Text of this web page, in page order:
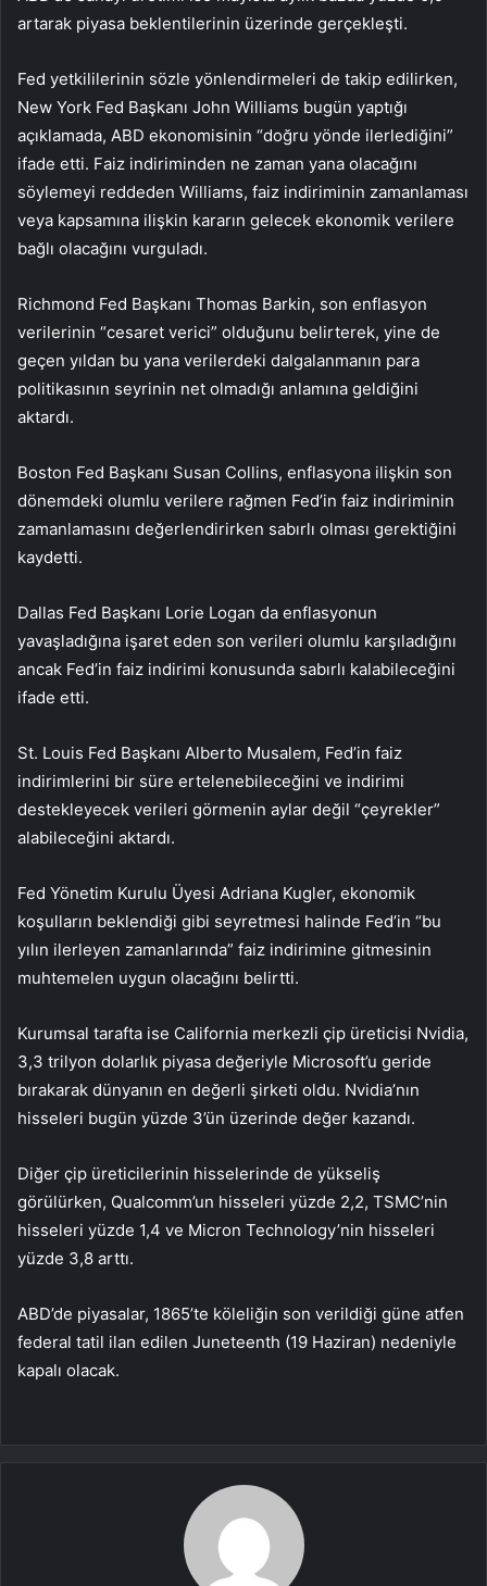
artarak piyasa beklentilerinin üzerinde gerçekleşti.
Fed yetkililerinin sözle yönlendirmeleri de takip edilirken,
New York Fed Başkanı John Williams bugün yaptığı
açıklamada, ABD ekonomisinin “doğru yönde ilerlediğini”
ifade etti. Faiz indiriminden ne zaman yana olacağını
söylemeyi reddeden Williams, faiz indiriminin zamanlaması
veya kapsamına ilişkin kararın gelecek ekonomik verilere
bağlı olacağını vurguladı.
Richmond Fed Başkanı Thomas Barkin, son enflasyon
verilerinin “cesaret verici” olduğunu belirterek, yine de
geçen yıldan bu yana verilerdeki dalgalanmanın para
politikasının seyrinin net olmadığı anlamına geldiğini
aktardı.
Boston Fed Başkanı Susan Collins, enflasyona ilişkin son
dönemdeki olumlu verilere rağmen Fed’in faiz indiriminin
zamanlamasını değerlendirirken sabırlı olması gerektiğini
kaydetti.
Dallas Fed Başkanı Lorie Logan da enflasyonun
yavaşladığına işaret eden son verileri olumlu karşıladığını
ancak Fed’in faiz indirimi konusunda sabırlı kalabileceğini
ifade etti.
St. Louis Fed Başkanı Alberto Musalem, Fed’in faiz
indirimlerini bir süre ertelenebileceğini ve indirimi
destekleyecek verileri görmenin aylar değil “çeyrekler”
alabileceğini aktardı.
Fed Yönetim Kurulu Üyesi Adriana Kugler, ekonomik
koşulların beklendiği gibi seyretmesi halinde Fed’in “bu
yılın ilerleyen zamanlarında” faiz indirimine gitmesinin
muhtemelen uygun olacağını belirtti.
Kurumsal tarafta ise California merkezli çip üreticisi Nvidia,
3,3 trilyon dolarlık piyasa değeriyle Microsoft’u geride
bırakarak dünyanın en değerli şirketi oldu. Nvidia’nın
hisseleri bugün yüzde 3’ün üzerinde değer kazandı.
Diğer çip üreticilerinin hisselerinde de yükseliş
görülürken, Qualcomm’un hisseleri yüzde 2,2, TSMC’nin
hisseleri yüzde 1,4 ve Micron Technology’nin hisseleri
yüzde 3,8 arttı.
ABD’de piyasalar, 1865’te köleliğin son verildiği güne atfen
federal tatil ilan edilen Juneteenth (19 Haziran) nedeniyle
kapalı olacak.